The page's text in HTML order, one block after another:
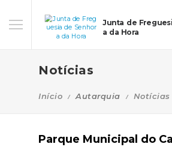
Junta de
a da Hora
Notícias
Início Autarquia Notícias
Parque Municipal do